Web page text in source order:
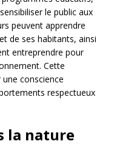
le public aux
peuvent apprendre
de ses habitants, ainsi
entreprendre pour
Cette
conscience
respectueux
la nature